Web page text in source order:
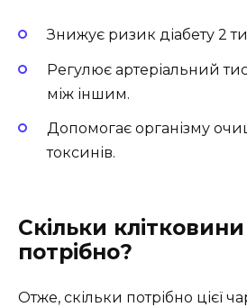
Знижує ризик діабету 2
Регулює артеріальний
між іншим.
Допомогає організму
токсинів.
Скільки
потрібно?
Отже, скільки потрібно цієї